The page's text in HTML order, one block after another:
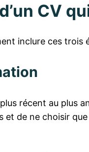
CV
inclure ces trois
récent au plus
et de ne choisir